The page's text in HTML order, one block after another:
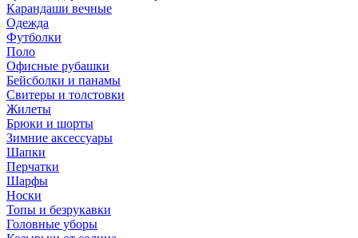
Карандаши вечные
Одежда
Футболки
Поло
Офисные рубашки
Бейсболки и панамы
Свитеры и толстовки
Жилеты
Брюки и шорты
Зимние аксессуары
Шапки
Перчатки
Шарфы
Носки
Топы и безрукавки
Головные уборы